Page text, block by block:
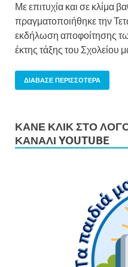
Με επιτυχία και σε κλίμα
πραγματοποιήθηκε την
εκδήλωση αποφοίτησης
έκτης τάξης του Σχολείου
ΔΙΆΒΑΣΕ ΠΕΡΙΣΣΌΤΕΡΑ
ΚΆΝΕ ΚΛΙΚ ΣΤΟ
ΚΑΝΆΛΙ YOUTUBE